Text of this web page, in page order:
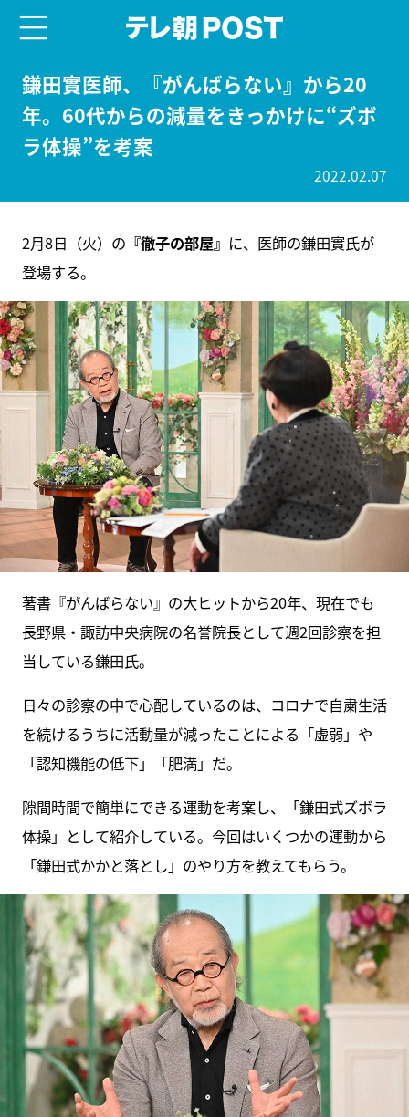
鎌田實医師、『がんばらない』から20
年。60代からの減量をきっかけに“ズボ
ラ体操”を考案
2022.02.07
2月8日（火）の 『徹子の部屋』 に、医師の鎌田實氏が
登場する。
著書『がんばらない』の大ヒットから20年、現在でも
長野県・諏訪中央病院の名誉院長として週2回診察を担
当している鎌田氏。
日々の診察の中で心配しているのは、コロナで自粛生活
を続けるうちに活動量が減ったことによる「虚弱」や
「認知機能の低下」「肥満」だ。
隙間時間で簡単にできる運動を考案し、「鎌田式ズボラ
体操」として紹介している。今回はいくつかの運動から
「鎌田式かかと落とし」のやり方を教えてもらう。